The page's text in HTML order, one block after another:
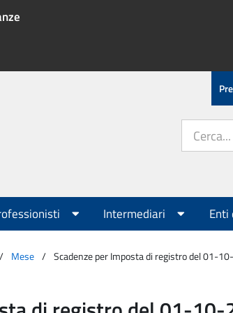
sito:
Intermediari Enti
Mese Scadenze per Imposta di registro del 01-